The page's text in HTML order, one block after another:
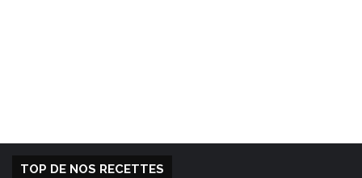
TOP DE NOS RECETTES